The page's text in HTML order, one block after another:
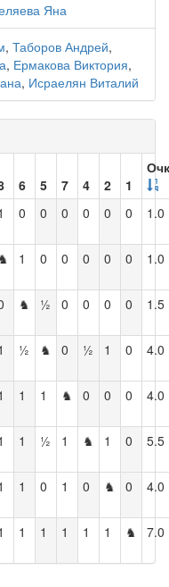
Яна
, Таборов Андрей,
, Ермакова Виктория,
, Исраелян Виталий
6 5 7 4 2 1
0 0 0 0 0 0 1.0
♞ 1 0 0 0 0 0 1.0
♞ ½ 0 0 0 0 1.5
½ ♞ 0 ½ 1 0 4.0
1 1 ♞ 0 0 0 4.0
1 ½ 1 ♞ 1 0 5.5
1 0 1 0 ♞ 0 4.0
1 1 1 1 1 ♞ 7.0